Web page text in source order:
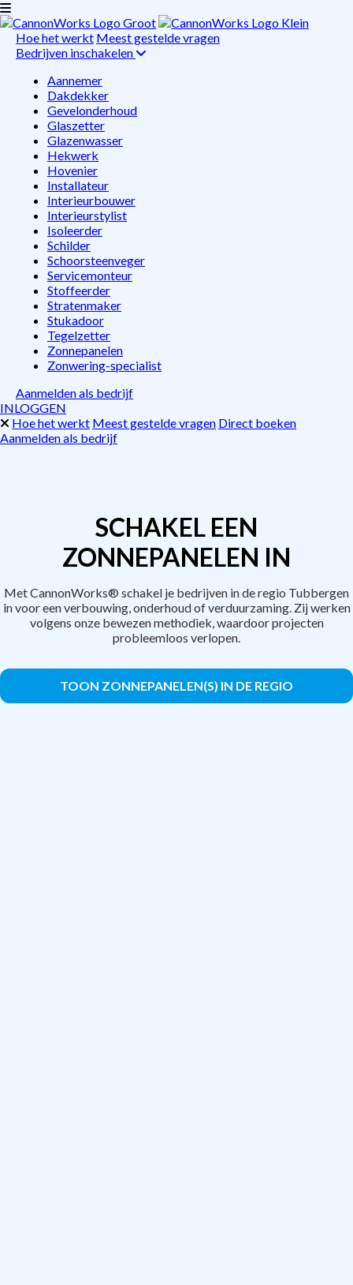
Hoe het werkt Meest gestelde vragen
Bedrijven inschakelen
Aannemer
Dakdekker
Gevelonderhoud
Glaszetter
Glazenwasser
Hekwerk
Hovenier
Installateur
Interieurbouwer
Interieurstylist
Isoleerder
Schilder
Schoorsteenveger
Servicemonteur
Stoffeerder
Stratenmaker
Stukadoor
Tegelzetter
Zonnepanelen
Zonwering-specialist
Aanmelden als bedrijf
INLOGGEN
Hoe het werkt Meest gestelde vragen Direct boeken
Aanmelden als bedrijf
SCHAKEL EEN
ZONNEPANELEN IN
Met CannonWorks® schakel je bedrijven in de regio Tubbergen
in voor een verbouwing, onderhoud of verduurzaming. Zij werken
volgens onze bewezen methodiek, waardoor projecten
probleemloos verlopen.
TOON ZONNEPANELEN(S) IN DE REGIO